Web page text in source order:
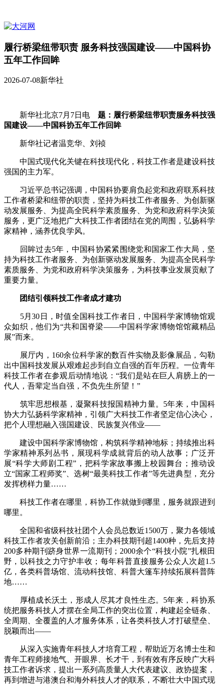
履行桥梁纽带职责 服务科技强国建设——中国科协
五年工作回眸
2026-07-08新华社
新华社北京7月7日电 题：履行桥梁纽带职责服务科技强
国建设——中国科协五年工作回眸
新华社记者温竞华、刘祯
中国式现代化关键在科技现代化，科技工作者是建设科技
强国的主力军。
习近平总书记强调，中国科协要肩负起党和政府联系科技
工作者桥梁和纽带的职责，坚持为科技工作者服务、为创新驱
动发展服务、为提高全民科学素质服务、为党和政府科学决策
服务，更广泛地把广大科技工作者团结在党的周围，弘扬科学
家精神，涵养优良学风。
回眸过去5年，中国科协紧紧围绕党和国家工作大局，坚
持为科技工作者服务、为创新驱动发展服务、为提高全民科学
素质服务、为党和政府科学决策服务，为科技事业发展贡献了
重要力量。
团结引领科技工作者成才建功
5月30日，时值全国科技工作者日，中国科学家博物馆观
众如织，他们为“共和国脊梁——中国科学家博物馆馆藏精品
展”而来。
展厅内，160余位科学家的数百件实物及影像展品，勾勒
出中国科技发展从艰难起步到自立自强的百年历程。一位青年
科技工作者在参观后动情地说：“我们是站在巨人肩膀上的一
代人，吾辈定当自强，不负先生所望！”
筑牢思想根基，凝聚科技报国精神力量。5年来，中国科
协大力弘扬科学家精神，引领广大科技工作者坚定信心决心，
把个人理想融入强国建设、民族复兴伟业——
建设中国科学家博物馆，构筑科学精神地标；持续推出科
学家精神系列丛书，展现科学成就背后的动人故事；广泛开
展“科学大师剧工程”，把科学家故事搬上校园舞台；推动设
立“国家工程师奖”、选树“最美科技工作者”等先进典型，充分
发挥榜样力量……
科技工作者在哪里，科协工作就做到哪里，服务就跟进到
哪里。
全国和省级科技社团个人会员总数近1500万，聚力各领域
科技工作者攻关创新前沿；主办科技期刊超1400种，先后支持
200多种期刊跻身世界一流期刊；2000余个“科技小院”扎根田
野，以科技之力守护丰收；每年科普直接服务公众人次超1.5
亿，各类科普场馆、流动科技馆、科普大篷车持续拓展科普阵
地……
厚植成长沃土，形成人尽其才良性生态。5年来，科协系
统把服务科技人才摆在全局工作的突出位置，构建起全链条、
全周期、全覆盖的人才服务体系，让各类科技人才打破壁垒、
脱颖而出——
从深入实施青年科技人才培育工程，帮助近万名博士生和
青年工程师接地气、开眼界、长才干，到有效有序反映广大科
技工作者诉求，提出一系列高质量人大代表建议、政协提案，
再到增进与港澳台和海外科技人才的联系，不断壮大中国式现